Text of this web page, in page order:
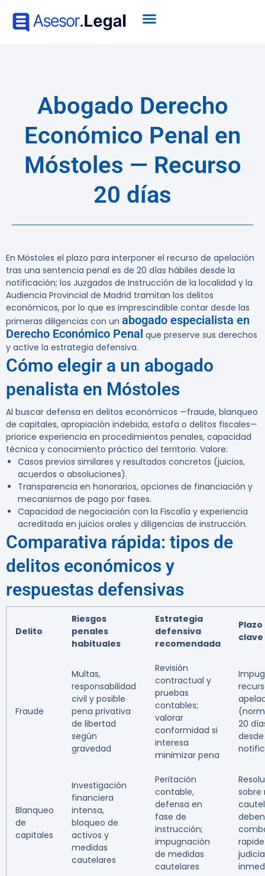
Abogado Derecho
Económico Penal en
Móstoles — Recurso
20 días
En Móstoles el plazo para interponer el recurso de apelación
tras una sentencia penal es de 20 días hábiles desde la
notificación; los Juzgados de Instrucción de la localidad y la
Audiencia Provincial de Madrid tramitan los delitos
económicos, por lo que es imprescindible contar desde las
primeras diligencias con un abogado especialista en
Derecho Económico Penal que preserve sus derechos
y active la estrategia defensiva.
Cómo elegir a un abogado
penalista en Móstoles
Al buscar defensa en delitos económicos —fraude, blanqueo
de capitales, apropiación indebida, estafa o delitos fiscales—
priorice experiencia en procedimientos penales, capacidad
técnica y conocimiento práctico del territorio. Valore:
Casos previos similares y resultados concretos (juicios,
acuerdos o absoluciones).
Transparencia en honorarios, opciones de financiación y
mecanismos de pago por fases.
Capacidad de negociación con la Fiscalía y experiencia
acreditada en juicios orales y diligencias de instrucción.
Comparativa rápida: tipos de
delitos económicos y
respuestas defensivas
Delito
Riesgos
penales
habituales
Estrategia
defensiva
recomendada
clave
Fraude
Multas,
responsabilidad
civil y posible
pena privativa
de libertad
según
gravedad
Revisión
contractual y
pruebas
contables;
valorar
conformidad si
interesa
minimizar pena
20
desde
Blanqueo
de
capitales
Investigación
financiera
intensa,
bloqueo de
activos y
medidas
cautelares
Peritación
contable,
defensa en
fase de
instrucción;
impugnación
de medidas
cautelares
sobre
deben